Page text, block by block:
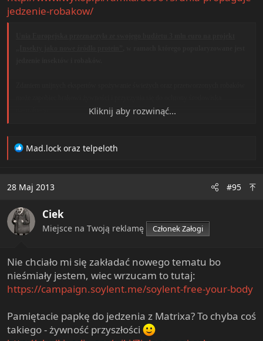
jedzenie-robakow/
podkreślają, że koniki polne, szarańcza oraz inne insekty są bardzo zdrowe i
dostarcza 24 proc. protein oraz 18 proc. tłuszczu.
Zwolennicy tego typu diety zapewniają, że robaki są podobne do owoców morza i
wystarczy tylko atrakcyjnie je przygotować.
Kliknij aby rozwinąć...
R
t
o
n
s
Mad.lock oraz telpeloth
28 Maj 2013 #95
Ciek
Miejsce na Twoją reklamę Członek Załogi
Nie chciało mi się zakładać nowego tematu bo
nieśmiały jestem, wiec wrzucam to tutaj:
https://campaign.soylent.me/soylent-free-your-body
Pamiętacie papkę do jedzenia z Matrixa? To chyba coś
takiego - żywność przyszłości